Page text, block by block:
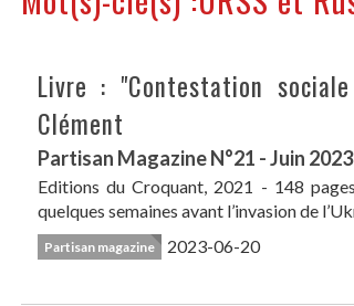
Livre : "Contestation
Clément
Partisan Magazine N°21 - Juin 2023
Editions du Croquant, 2021 - 148
quelques semaines avant l’invasion de
Partisan magazine 2023-06-20